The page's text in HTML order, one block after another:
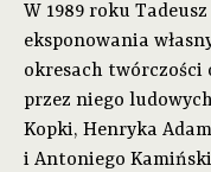
W 1989 roku
eksponowania
okresach twórczości
przez niego
Kopki, Henryka
i Antoniego